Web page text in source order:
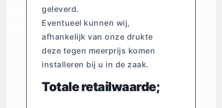
geleverd.
Eventueel kunnen wij,
afhankelijk van onze drukte
deze tegen meerprijs komen
installeren bij u in de zaak.
Totale retailwaarde;